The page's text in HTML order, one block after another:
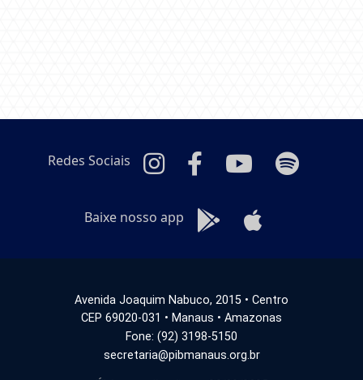
Redes Sociais
Baixe nosso app
Avenida Joaquim Nabuco, 2015 • Centro
CEP 69020-031 • Manaus • Amazonas
Fone: (92) 3198-5150
secretaria@pibmanaus.org.br